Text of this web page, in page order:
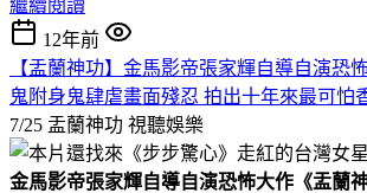
繼續閱讀
12年前
【盂蘭神功】金馬影帝張家輝自導自演恐
鬼附身鬼肆虐畫面殘忍 拍出十年來最可怕
7/25 盂蘭神功 視聽娛樂
金馬影帝張家輝自導自演恐怖大作《盂蘭神